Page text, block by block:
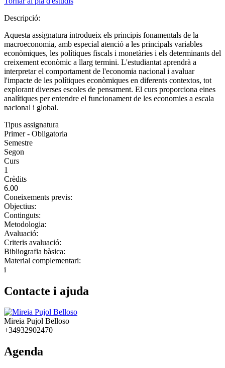
Descripció:
Aquesta assignatura introdueix els principis fonamentals de la
macroeconomia, amb especial atenció a les principals variables
econòmiques, les polítiques fiscals i monetàries i els determinants del
creixement econòmic a llarg termini. L'estudiantat aprendrà a
interpretar el comportament de l'economia nacional i avaluar
l'impacte de les polítiques econòmiques en diferents contextos, tot
explorant diverses escoles de pensament. El curs proporciona eines
analítiques per entendre el funcionament de les economies a escala
nacional i global.
Tipus assignatura
Primer - Obligatoria
Semestre
Segon
Curs
1
Crèdits
6.00
Coneixements previs:
Objectius:
Continguts:
Metodologia:
Avaluació:
Criteris avaluació:
Bibliografia bàsica:
Material complementari:
i
Contacte i ajuda
Mireia Pujol Belloso
+34932902470
Agenda